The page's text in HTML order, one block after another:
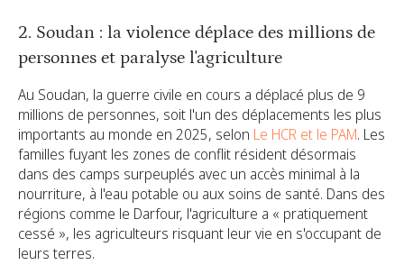
2. Soudan : la violence déplace des millions de
personnes et paralyse l'agriculture
Au Soudan, la guerre civile en cours a déplacé plus de 9
millions de personnes, soit l'un des déplacements les plus
importants au monde en 2025, selon Le HCR et le PAM. Les
familles fuyant les zones de conflit résident désormais
dans des camps surpeuplés avec un accès minimal à la
nourriture, à l'eau potable ou aux soins de santé. Dans des
régions comme le Darfour, l'agriculture a « pratiquement
cessé », les agriculteurs risquant leur vie en s'occupant de
leurs terres.